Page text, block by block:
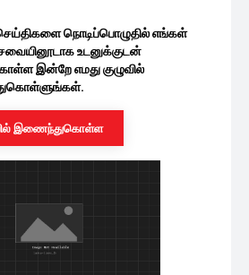
நொடிப்பொழுதில் எங்கள்
உடனுக்குடன்
இன்றே எமது குழுவில்
இணைந்துகொள்ள